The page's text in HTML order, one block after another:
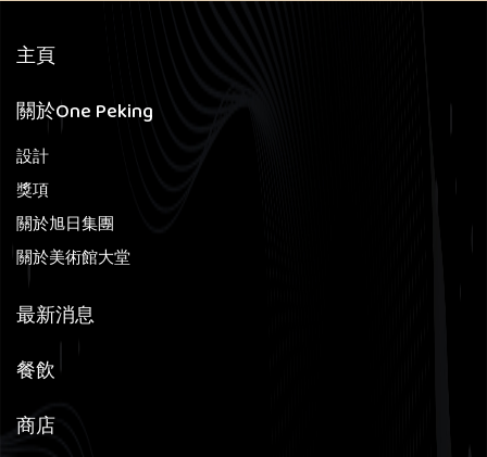
主頁
關於One Peking
設計
獎項
關於旭日集團
關於美術館大堂
最新消息
餐飲
商店